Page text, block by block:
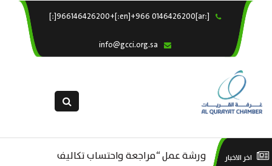
[:ar]966146426200+[:en]+966 0146426200[:] ×
خدماتنا
التقديم الالكترونى
اخر الاخبار
ورشة عمل “مراجعة واحتساب تكاليف